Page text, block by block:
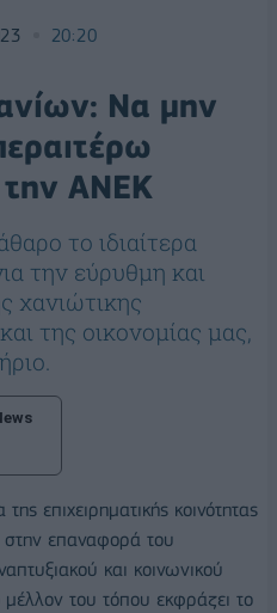
20:20
Να μην
την ΑΝΕΚ
το ιδιαίτερα
την εύρυθμη και
χανιώτικης
της οικονομίας μας,
επιχειρηματικής κοινότητας
επαναφορά του
και κοινωνικού
του τόπου εκφράζει το